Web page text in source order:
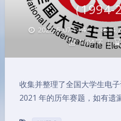
（1994-
2022-5-07 14:42 |
1304 字 |
收集并整理了全国大学生电
2021 年的历年赛题，如有遗